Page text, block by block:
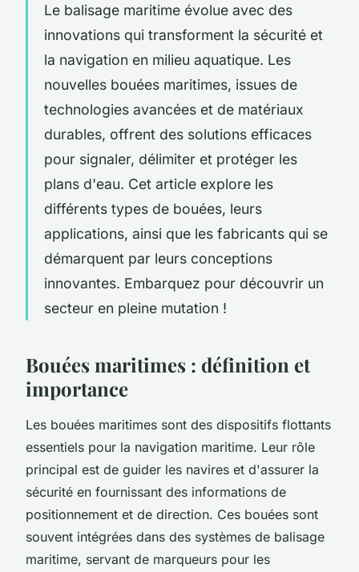
Le balisage maritime évolue avec des
innovations qui transforment la sécurité et
la navigation en milieu aquatique. Les
nouvelles bouées maritimes, issues de
technologies avancées et de matériaux
durables, offrent des solutions efficaces
pour signaler, délimiter et protéger les
plans d'eau. Cet article explore les
différents types de bouées, leurs
applications, ainsi que les fabricants qui se
démarquent par leurs conceptions
innovantes. Embarquez pour découvrir un
secteur en pleine mutation !
Bouées maritimes : définition et
importance
Les bouées maritimes sont des dispositifs flottants
essentiels pour la navigation maritime. Leur rôle
principal est de guider les navires et d'assurer la
sécurité en fournissant des informations de
positionnement et de direction. Ces bouées sont
souvent intégrées dans des systèmes de balisage
maritime, servant de marqueurs pour les